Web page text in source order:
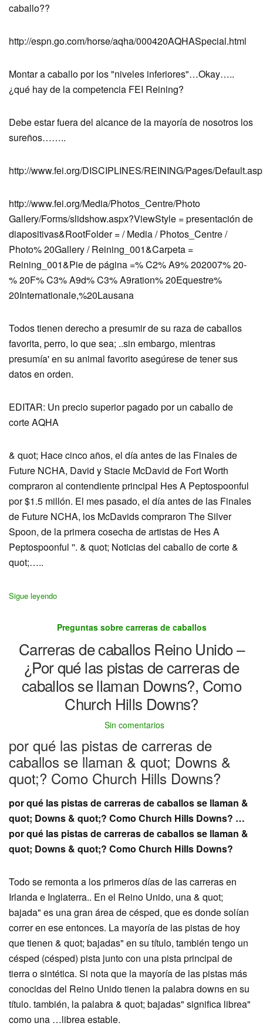
caballo??
http://espn.go.com/horse/aqha/000420AQHASpecial.html
Montar a caballo por los "niveles inferiores"…Okay…..
¿qué hay de la competencia FEI Reining?
Debe estar fuera del alcance de la mayoría de nosotros los
sureños……..
http://www.fei.org/DISCIPLINES/REINING/Pages/
http://www.fei.org/Media/Photos_Centre/Photo
Gallery/Forms/slidshow.aspx?ViewStyle = presentación de
diapositivas&RootFolder = / Media / Photos_Centre /
Photo% 20Gallery / Reining_001&Carpeta =
Reining_001&Pie de página =% C2% A9% 202007% 20-
% 20F% C3% A9d% C3% A9ration% 20Equestre%
20Internationale,%20Lausana
Todos tienen derecho a presumir de su raza de caballos
favorita, perro, lo que sea; ..sin embargo, mientras
presumía' en su animal favorito asegúrese de tener sus
datos en orden.
EDITAR: Un precio superior pagado por un caballo de
corte AQHA
& quot; Hace cinco años, el día antes de las Finales de
Future NCHA, David y Stacie McDavid de Fort Worth
compraron al contendiente principal Hes A Peptospoonful
por $1.5 millón. El mes pasado, el día antes de las Finales
de Future NCHA, los McDavids compraron The Silver
Spoon, de la primera cosecha de artistas de Hes A
Peptospoonful ''. & quot; Noticias del caballo de corte &
quot;…..
Sigue leyendo
Preguntas sobre carreras de caballos
Carreras de caballos Reino Unido –
¿Por qué las pistas de carreras de
caballos se llaman Downs?, Como
Church Hills Downs?
Sin comentarios
por qué las pistas de carreras de
caballos se llaman & quot; Downs &
quot;? Como Church Hills Downs?
por qué las pistas de carreras de caballos se llaman &
quot; Downs & quot;? Como Church Hills Downs? …
por qué las pistas de carreras de caballos se llaman &
quot; Downs & quot;? Como Church Hills Downs?
Todo se remonta a los primeros días de las carreras en
Irlanda e Inglaterra.. En el Reino Unido, una & quot;
bajada" es una gran área de césped, que es donde solían
correr en ese entonces. La mayoría de las pistas de hoy
que tienen & quot; bajadas" en su título, también tengo un
césped (césped) pista junto con una pista principal de
tierra o sintética. Si nota que la mayoría de las pistas más
conocidas del Reino Unido tienen la palabra downs en su
título. también, la palabra & quot; bajadas" significa librea"
como una …librea estable.